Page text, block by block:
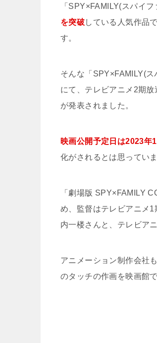
「SPY×FAMILY(スパイ
を突破している人気作品
す。
そんな「SPY×FAMILY(
にて、テレビアニメ2期
が発表されました。
映画公開予定日は2023年
化がされるとは思ってい
「劇場版 SPY×FAMILY
め、監督はテレビアニメ
内一楼さんと、テレビア
アニメーション制作会社
のタッチの作画を映画館